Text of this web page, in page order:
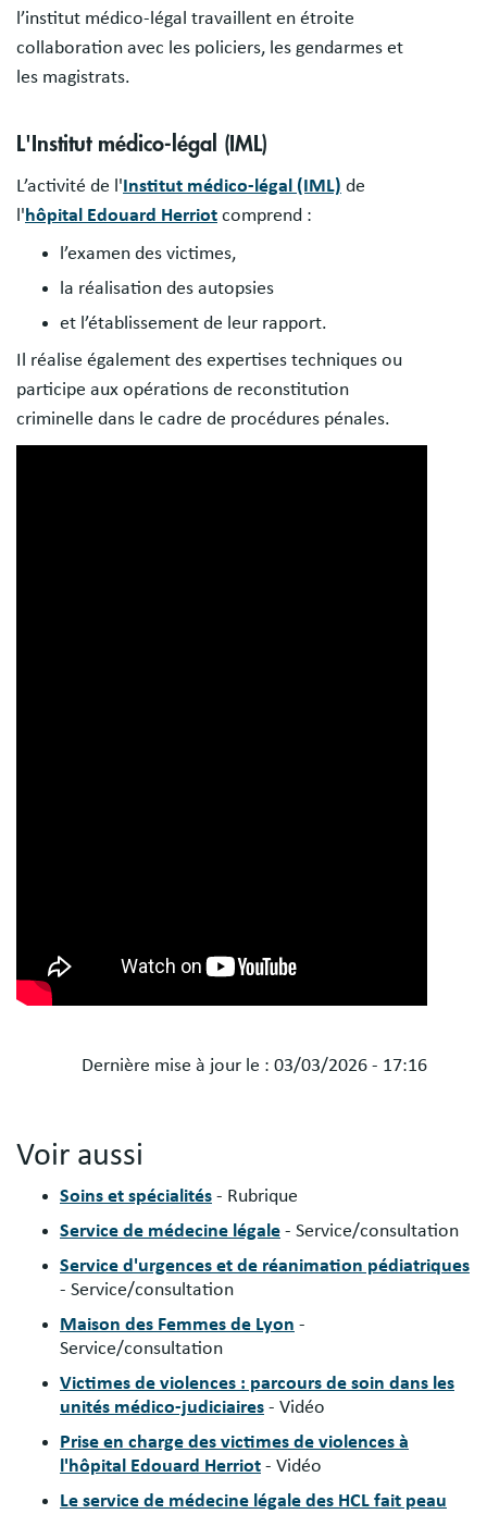
l’institut médico-légal travaillent en étroite
collaboration avec les policiers, les gendarmes et
les magistrats.
L'Institut médico-légal (IML)
L’activité de l'Institut médico-légal (IML) de
l' hôpital Edouard Herriot comprend :
l’examen des victimes,
la réalisation des autopsies
et l’établissement de leur rapport.
Il réalise également des expertises techniques ou
participe aux opérations de reconstitution
criminelle dans le cadre de procédures pénales.
Dernière mise à jour le : 03/03/2026 - 17:16
Voir aussi
Soins et spécialités - Rubrique
Service de médecine légale - Service/consultation
Service d'urgences et de réanimation pédiatriques
- Service/consultation
Maison des Femmes de Lyon -
Service/consultation
Victimes de violences : parcours de soin dans les
unités médico-judiciaires - Vidéo
Prise en charge des victimes de violences à
l'hôpital Edouard Herriot - Vidéo
Le service de médecine légale des HCL fait peau